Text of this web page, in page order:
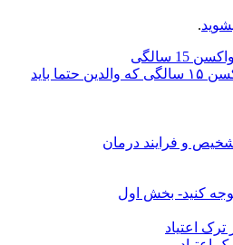
.
مراقبت های بعد از واکسن ۱۵ سالگی که والدین حتما باید
و فرایند درمان
کنید- بخش اول